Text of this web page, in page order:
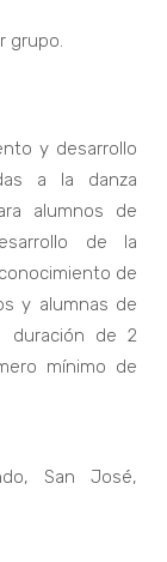
grupo.
y desarrollo
a la danza
alumnos de
de la
de
y alumnas de
duración de 2
mínimo de
San José,